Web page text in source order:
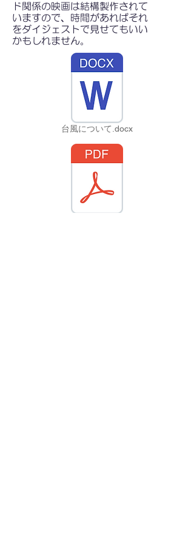
ド関係の映画は結構製作されて
いますので、時間があればそれ
をダイジェストで見せてもいい
かもしれません。
台風について.docx